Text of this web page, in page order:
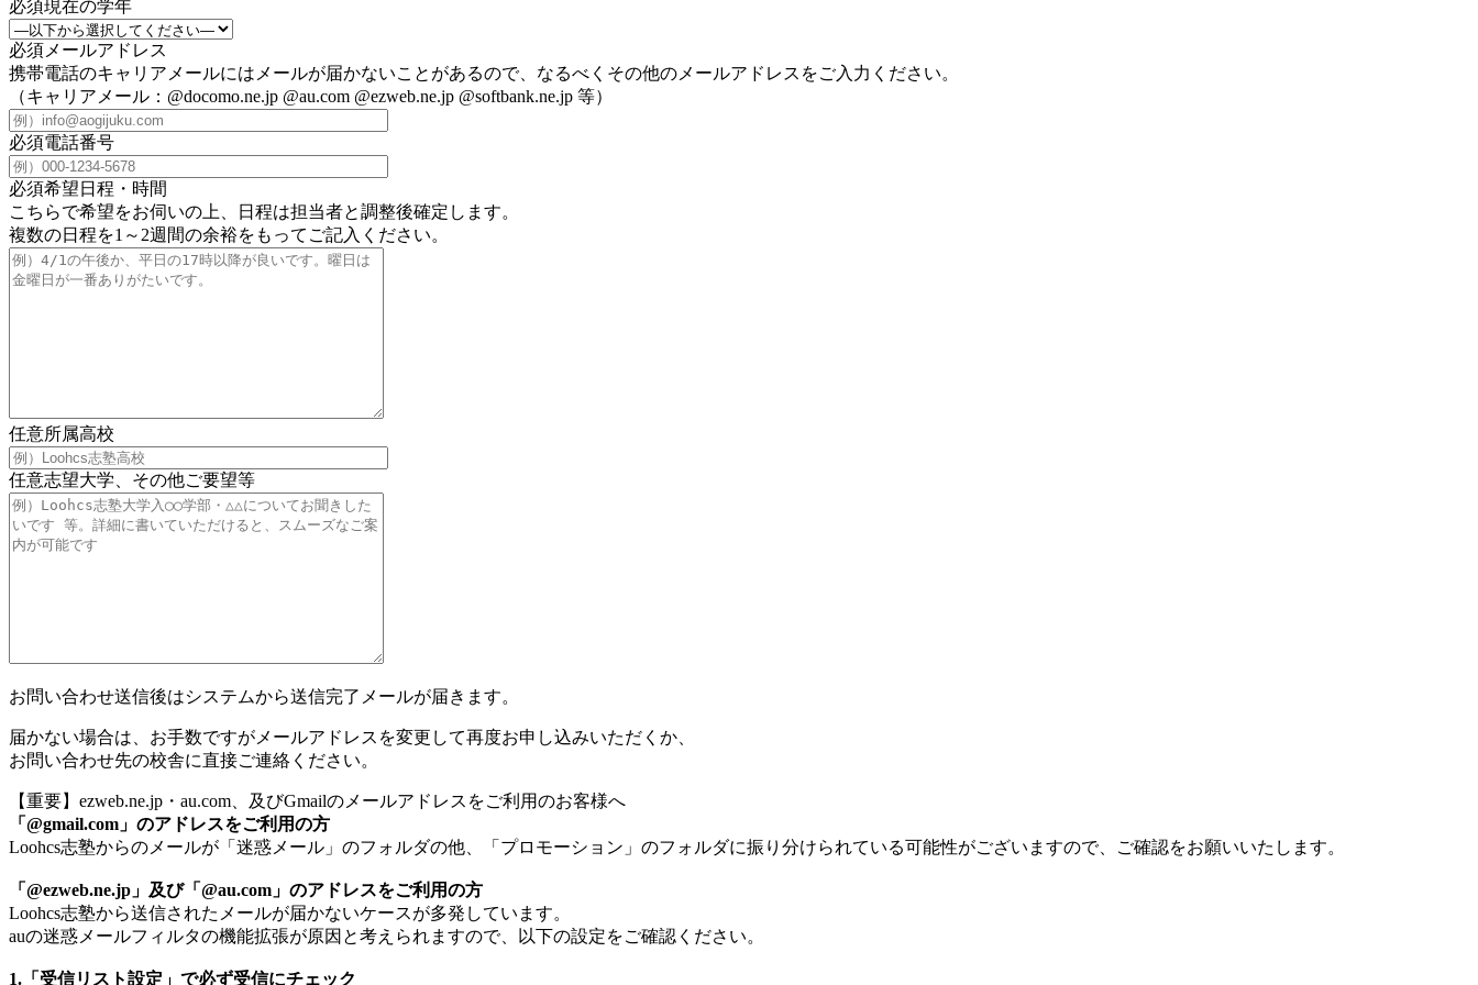
必須現在の学年
必須 メールアドレス
携帯電話のキャリアメールにはメールが届かないことがあるので、なるべくその他のメールアドレスをご入力ください。
（キャリアメール：@docomo.ne.jp @au.com @ezweb.ne.jp @softbank.ne.jp 等）
必須電話番号
必須希望日程・時間
こちらで希望をお伺いの上、日程は担当者と調整後確定します。
複数の日程を1～2週間の余裕をもってご記入ください。
任意所属高校
任意志望大学、その他ご要望等
お問い合わせ送信後はシステムから送信完了メールが届きます。
届かない場合は、お手数ですがメールアドレスを変更して再度お申し込みいただくか、
お問い合わせ先の校舎に直接ご連絡ください。
【重要】ezweb.ne.jp・au.com、及びGmailのメールアドレスをご利用のお客様へ
「@gmail.com」のアドレスをご利用の方
Loohcs志塾からのメールが「迷惑メール」のフォルダの他、「プロモーション」のフォルダに振り分けられている可能性がございますので、ご確認をお願いいたします。
「@ezweb.ne.jp」及び「@au.com」のアドレスをご利用の方
Loohcs志塾から送信されたメールが届かないケースが多発しています。
auの迷惑メールフィルタの機能拡張が原因と考えられますので、以下の設定をご確認ください。
1.「受信リスト設定」で必ず受信にチェック